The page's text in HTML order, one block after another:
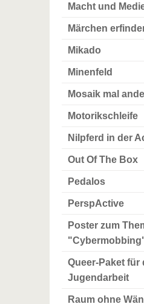
Macht und
Märchen
Mikado
Minenfeld
Mosaik mal
Motorikschleife
Nilpferd in der
Out Of The Box
Pedalos
PerspActive
Poster zum
Queer-Paket für
Jugendarbeit
Raum ohne